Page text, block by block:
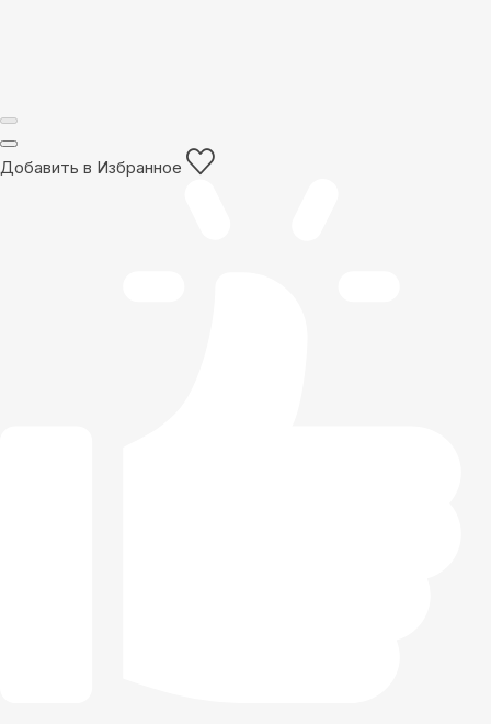
Добавить в Избранное